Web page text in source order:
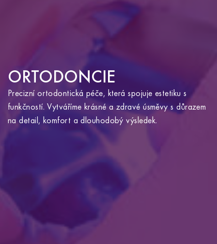
YOU ARE ABOUT TO LEAVE THE
ALTOA.CZ WEBSITE AND VISIT
Medical Tourism website in the same window.
GO BACK
ORTODONCIE
Precizní ortodontická péče, která spojuje estetiku s
funkčností. Vytváříme krásné a zdravé úsměvy s důrazem
na detail, komfort a dlouhodobý výsledek.